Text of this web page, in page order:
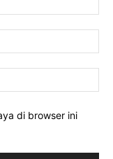
di browser ini